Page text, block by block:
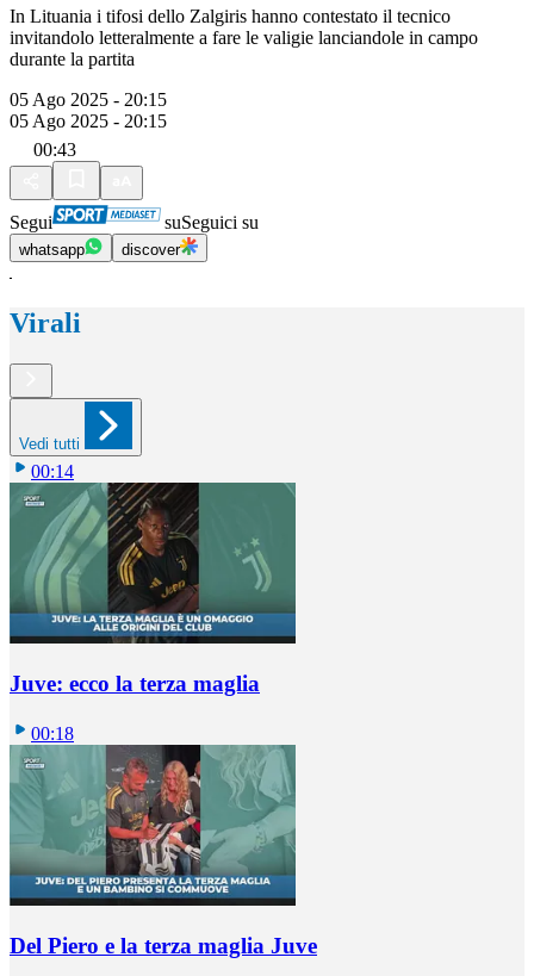
In Lituania i tifosi dello Zalgiris hanno contestato il tecnico
invitandolo letteralmente a fare le valigie lanciandole in campo
durante la partita
05 Ago 2025 - 20:15
05 Ago 2025 - 20:15
00:43
Segui suSeguici su
whatsapp discover
Virali
Vedi tutti
00:14
Juve: ecco la terza maglia
00:18
Del Piero e la terza maglia Juve